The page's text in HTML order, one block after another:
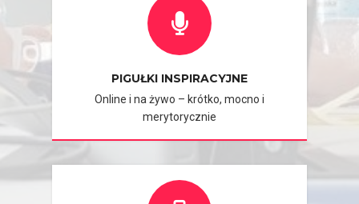
PIGUŁKI INSPIRACYJNE
Online i na żywo – krótko, mocno i
merytorycznie